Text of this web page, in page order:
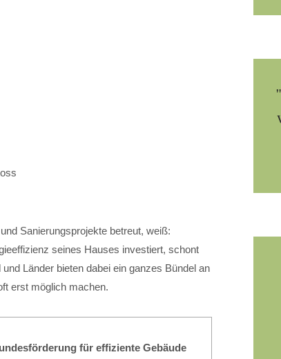
Sanierungsprojekte betreut, weiß:
seines Hauses investiert, schont
Länder bieten dabei ein ganzes Bündel an
erst möglich machen.
für effiziente Gebäude